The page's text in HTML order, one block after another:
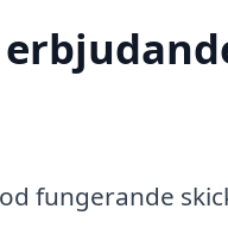
fungerande